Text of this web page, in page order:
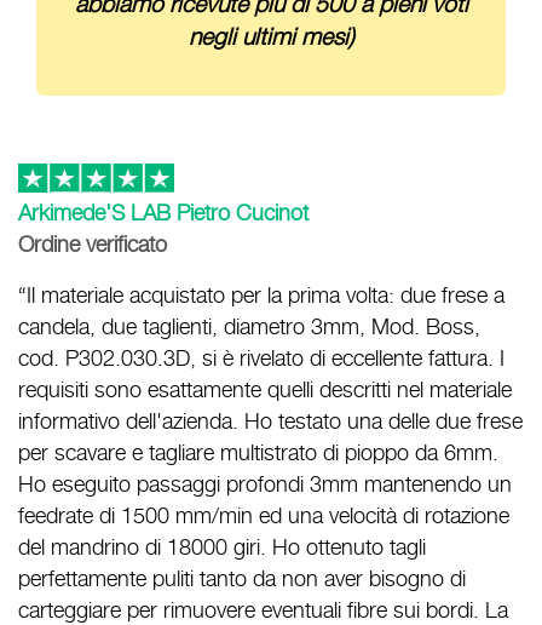
negli ultimi mesi)
Arkimede'S LAB Pietro Cucinot
Ordine verificato
“Il materiale acquistato per la prima volta: due frese a
candela, due taglienti, diametro 3mm, Mod. Boss,
cod. P302.030.3D, si è rivelato di eccellente fattura. I
requisiti sono esattamente quelli descritti nel materiale
informativo dell'azienda. Ho testato una delle due frese
per scavare e tagliare multistrato di pioppo da 6mm.
Ho eseguito passaggi profondi 3mm mantenendo un
feedrate di 1500 mm/min ed una velocità di rotazione
del mandrino di 18000 giri. Ho ottenuto tagli
perfettamente puliti tanto da non aver bisogno di
carteggiare per rimuovere eventuali fibre sui bordi. La